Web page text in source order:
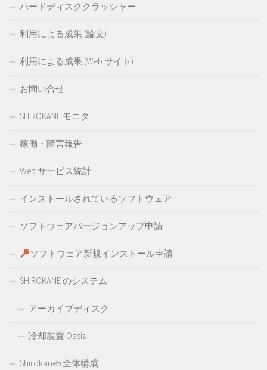
ハードディスククラッシャー
利用による成果 (論文)
利用による成果 (Web サイト)
お問い合せ
SHIROKANE モニタ
稼働・障害報告
Web サービス統計
インストールされているソフトウェア
ソフトウェアバージョンアップ申請
ソフトウェア新規インストール申請
SHIROKANE のシステム
アーカイブディスク
冷却装置 Oasis
Shirokane5 全体構成